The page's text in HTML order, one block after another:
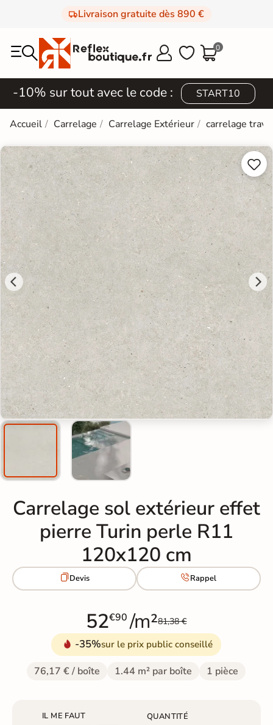
Livraison gratuite dès 890 €
  0
-10% sur tout avec le code : START10
Accueil Carrelage Carrelage Extérieur carrelage


Carrelage sol extérieur effet
pierre Turin perle R11
120x120 cm
Devis Rappel
52€90 /m²81,38 €
-35%sur le prix public conseillé
76,17 € / boîte 1.44 m² par boîte 1 pièce
IL ME FAUT QUANTITÉ